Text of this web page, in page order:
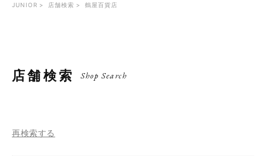
JUNIOR 店舗検索 鶴屋百貨店
店舗検索 Shop Search
再検索する